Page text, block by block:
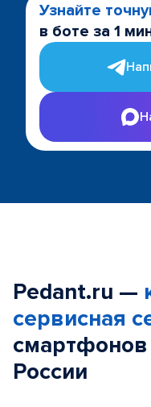
Узнайте
в боте за 1
Pedant.ru —
сервисная
смартфонов
России